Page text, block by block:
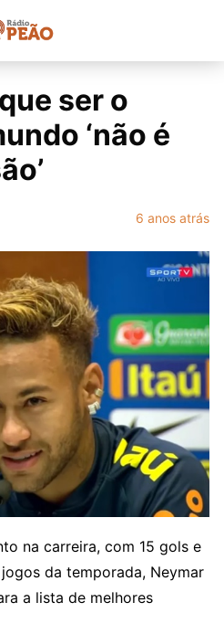
ser o
‘não é
6 anos atrás
na carreira, com 15 gols e
da temporada, Neymar
a lista de melhores